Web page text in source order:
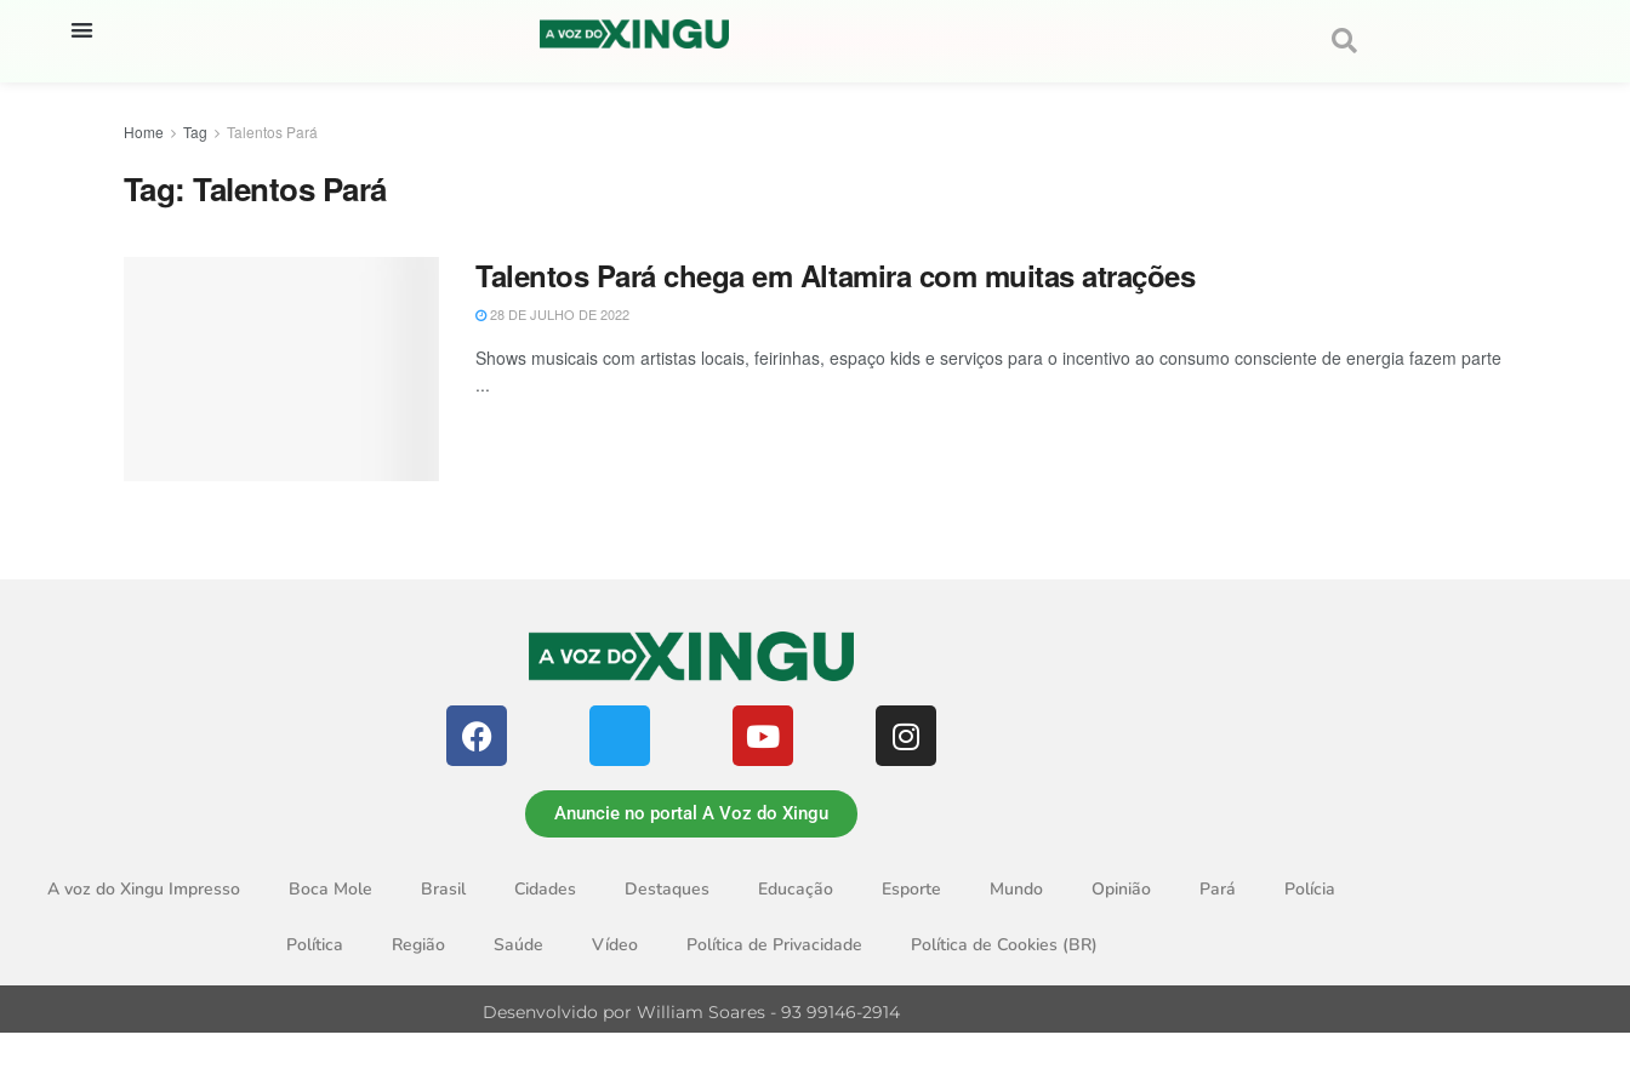
Home Tag Talentos Pará
Tag:Talentos Pará
Talentos Pará chega em Altamira com muitas atrações
28 DE JULHO DE 2022
Shows musicais com artistas locais, feirinhas, espaço kids e serviços para o incentivo ao consumo consciente de energia fazem parte
...
Anuncie no portal A Voz do Xingu
A voz do Xingu Impresso Boca Mole Brasil Cidades Destaques Educação Esporte Mundo Opinião Pará Polícia
Política Região Saúde Vídeo Política de Privacidade Política de Cookies (BR)
Desenvolvido por William Soares - 93 99146-2914